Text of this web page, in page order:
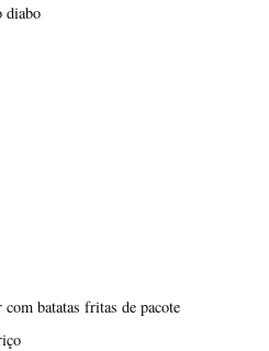
diabo
batatas fritas de pacote